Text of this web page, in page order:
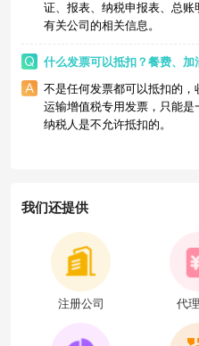
证、报表、纳税申报表、总
有关公司的相关信息。
什么发票可以抵扣？餐费、加
不是任何发票都可以抵扣的，
运输增值税专用发票，只能
纳税人是不允许抵扣的。
我们还提供
注册公司 代